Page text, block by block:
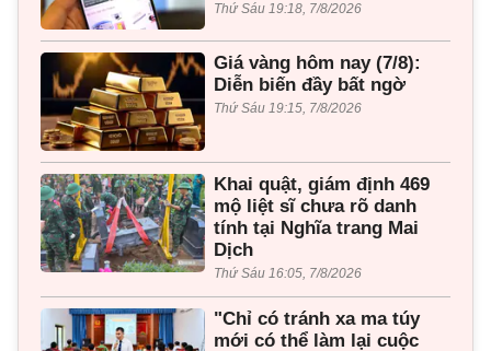
Thứ Sáu 19:18, 7/8/2026
Giá vàng hôm nay (7/8):
Diễn biến đầy bất ngờ
Thứ Sáu 19:15, 7/8/2026
Khai quật, giám định 469
mộ liệt sĩ chưa rõ danh
tính tại Nghĩa trang Mai
Dịch
Thứ Sáu 16:05, 7/8/2026
"Chỉ có tránh xa ma túy
mới có thể làm lại cuộc